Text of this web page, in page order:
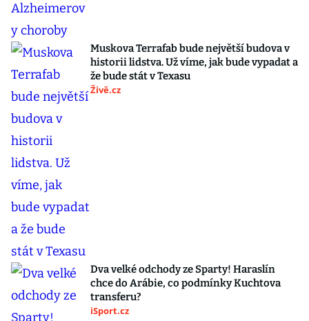
Muskova Terrafab bude největší budova v
historii lidstva. Už víme, jak bude vypadat a
že bude stát v Texasu
Živě.cz
Dva velké odchody ze Sparty! Haraslín
chce do Arábie, co podmínky Kuchtova
transferu?
iSport.cz